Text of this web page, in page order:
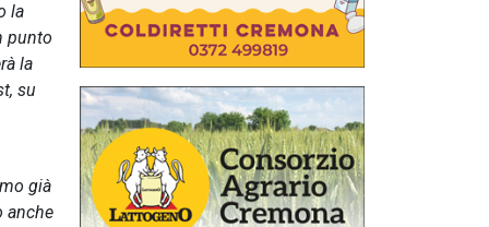
la
punto
la
su
già
anche